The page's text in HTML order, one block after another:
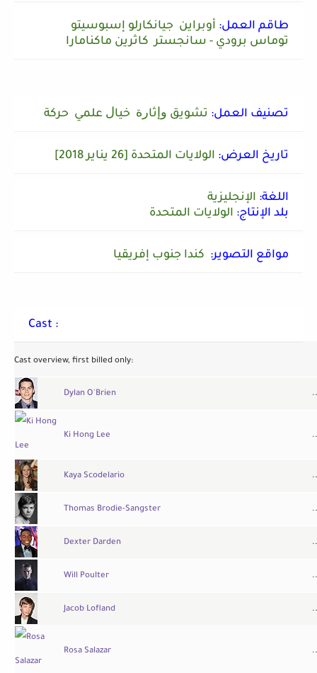
طاقم العمل: أوبراين جيانكارلو إسبوسيتو
توماس برودي - سانجستر كاثرين ماكنامارا
تصنيف العمل: ﺗﺸﻮﻳﻖ ﻭﺇﺛﺎﺭﺓ ﺧﻴﺎﻝ ﻋﻠﻤﻲ ﺣﺮﻛﺔ
تاريخ العرض: الولايات المتحدة [26 يناير 2018]
اللغة: الإنجليزية
بلد الإنتاج: الولايات المتحدة
مواقع التصوير: كندا جنوب إفريقيا
Cast :
Cast overview, first billed only:
Dylan O'Brien
Ki Hong Lee
Kaya Scodelario
Thomas Brodie-Sangster
Dexter Darden
Will Poulter
Jacob Lofland
Rosa Salazar